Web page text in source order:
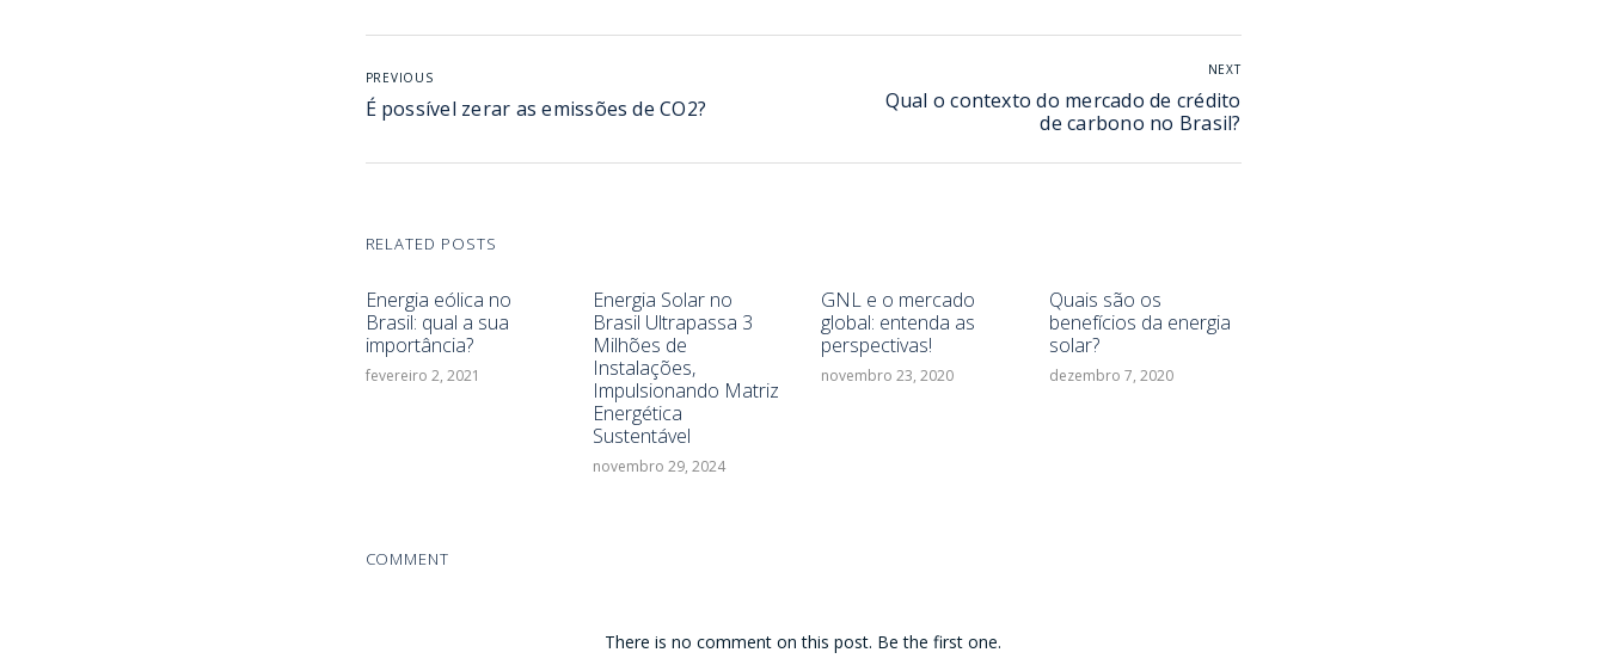
PREVIOUS
É possível zerar as emissões de CO2?
NEXT
Qual o contexto do mercado de crédito
de carbono no Brasil?
RELATED POSTS
Energia eólica no
Brasil: qual a sua
importância?
fevereiro 2, 2021
Energia Solar no
Brasil Ultrapassa 3
Milhões de
Instalações,
Impulsionando Matriz
Energética
Sustentável
novembro 29, 2024
GNL e o mercado
global: entenda as
perspectivas!
novembro 23, 2020
Quais são os
benefícios da energia
solar?
dezembro 7, 2020
COMMENT
There is no comment on this post. Be the first one.